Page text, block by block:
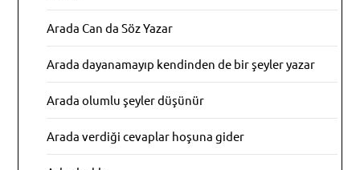
Arada Can da Söz Yazar
Arada dayanamayıp kendinden de bir şeyler yazar
Arada olumlu şeyler düşünür
Arada verdiği cevaplar hoşuna gider